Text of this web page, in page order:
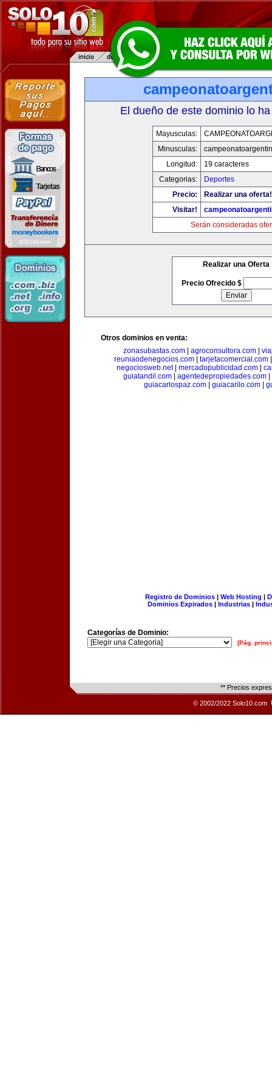
El dueño de este dominio lo
Mayusculas:
Minusculas:
Longitud:
19 caracteres
Categorias:
Deportes
Precio:
Realizar una oferta!
Visitar!
Serán consideradas
Realizar una Oferta
Precio Ofrecido $
Otros dominios en venta:
zonasubastas.com
agroconsultora.com
reuniaodenegocios.com| tarjetacomercial.com
negociosweb.net| mercadopublicidad.com
guiatandil.com| agentedepropiedades.com|
guiacarlospaz.com| guiacarilo.com|
Registro de Dominios| Web Hosting |
Dominios Expirados | Industrias |
Categorías de Dominio:
[Pág.
** Precios
© 2002/2022 Solo10.com